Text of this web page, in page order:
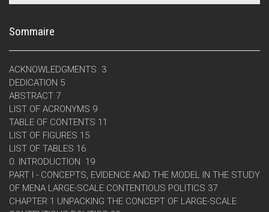
Sommaire
ACKNOWLEDGMENTS 3
DEDICATION 5
ABSTRACT 7
LIST OF ACRONYMS 9
TABLE OF CONTENTS 11
LIST OF FIGURES 15
LIST OF TABLES 16
0. INTRODUCTION 19
PART I - CONCEPTS, EVIDENCE AND THE MODEL IN THE STUDY
OF MENA LARGE-SCALE CONTENTIOUS POLITICS 37
CHAPTER 1 UNPACKING THE CONCEPT OF LARGE-SCALE